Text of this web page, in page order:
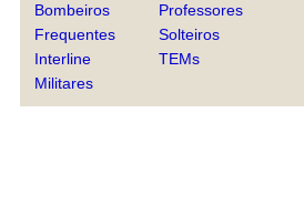
Bombeiros
Frequentes
Interline
Militares
Professores
Solteiros
TEMs